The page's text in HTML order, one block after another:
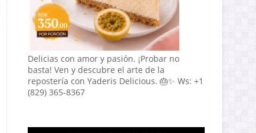
Delicias con amor y pasión. ¡Probar no
basta! Ven y descubre el arte de la
repostería con Yaderis Delicious. 🎂✨ Ws: +1
(829) 365-8367